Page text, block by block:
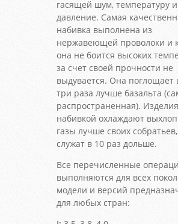
гасящей шум, температуру и
давление. Самая
набивка выполнена из
нержавеющей проволоки и
она не боится высоких
за счет своей прочности не
выдувается. Она
три раза лучше базальта
распространенная).
набивкой охлаждают
газы лучше своих
служат в 10 раз дольше.
Все перечисленные
выполняются для всех
модели и версий
для любых стран: